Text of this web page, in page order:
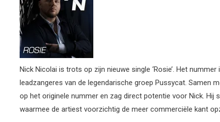
Nick Nicolai is trots op zijn nieuwe single ‘Rosie’. Het
leadzangeres van de legendarische groep Pussycat. Samen
op het originele nummer en zag direct potentie voor Nick. Hij
waarmee de artiest voorzichtig de meer commerciële kant